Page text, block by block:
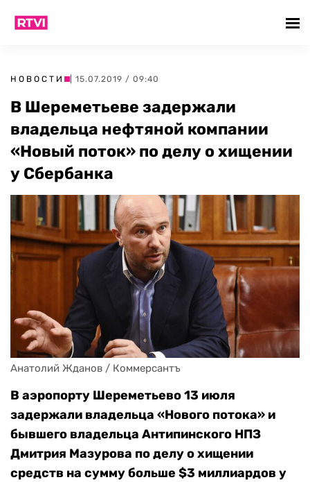
НОВОСТИ | 15.07.2019 / 09:40
В Шереметьеве задержали
владельца нефтяной компании
«Новый поток» по делу о хищении
у Сбербанка
Анатолий Жданов / Коммерсантъ
В аэропорту Шереметьево 13 июля
задержали владельца «Нового потока» и
бывшего владельца Антипинского НПЗ
Дмитрия Мазурова по делу о хищении
средств на сумму больше $3 миллиардов у